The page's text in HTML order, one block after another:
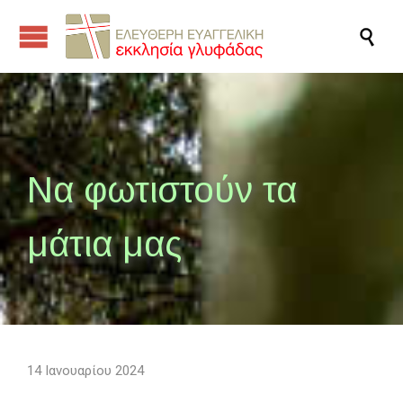

Να φωτιστούν τα
μάτια μας
14 Ιανουαρίου 2024